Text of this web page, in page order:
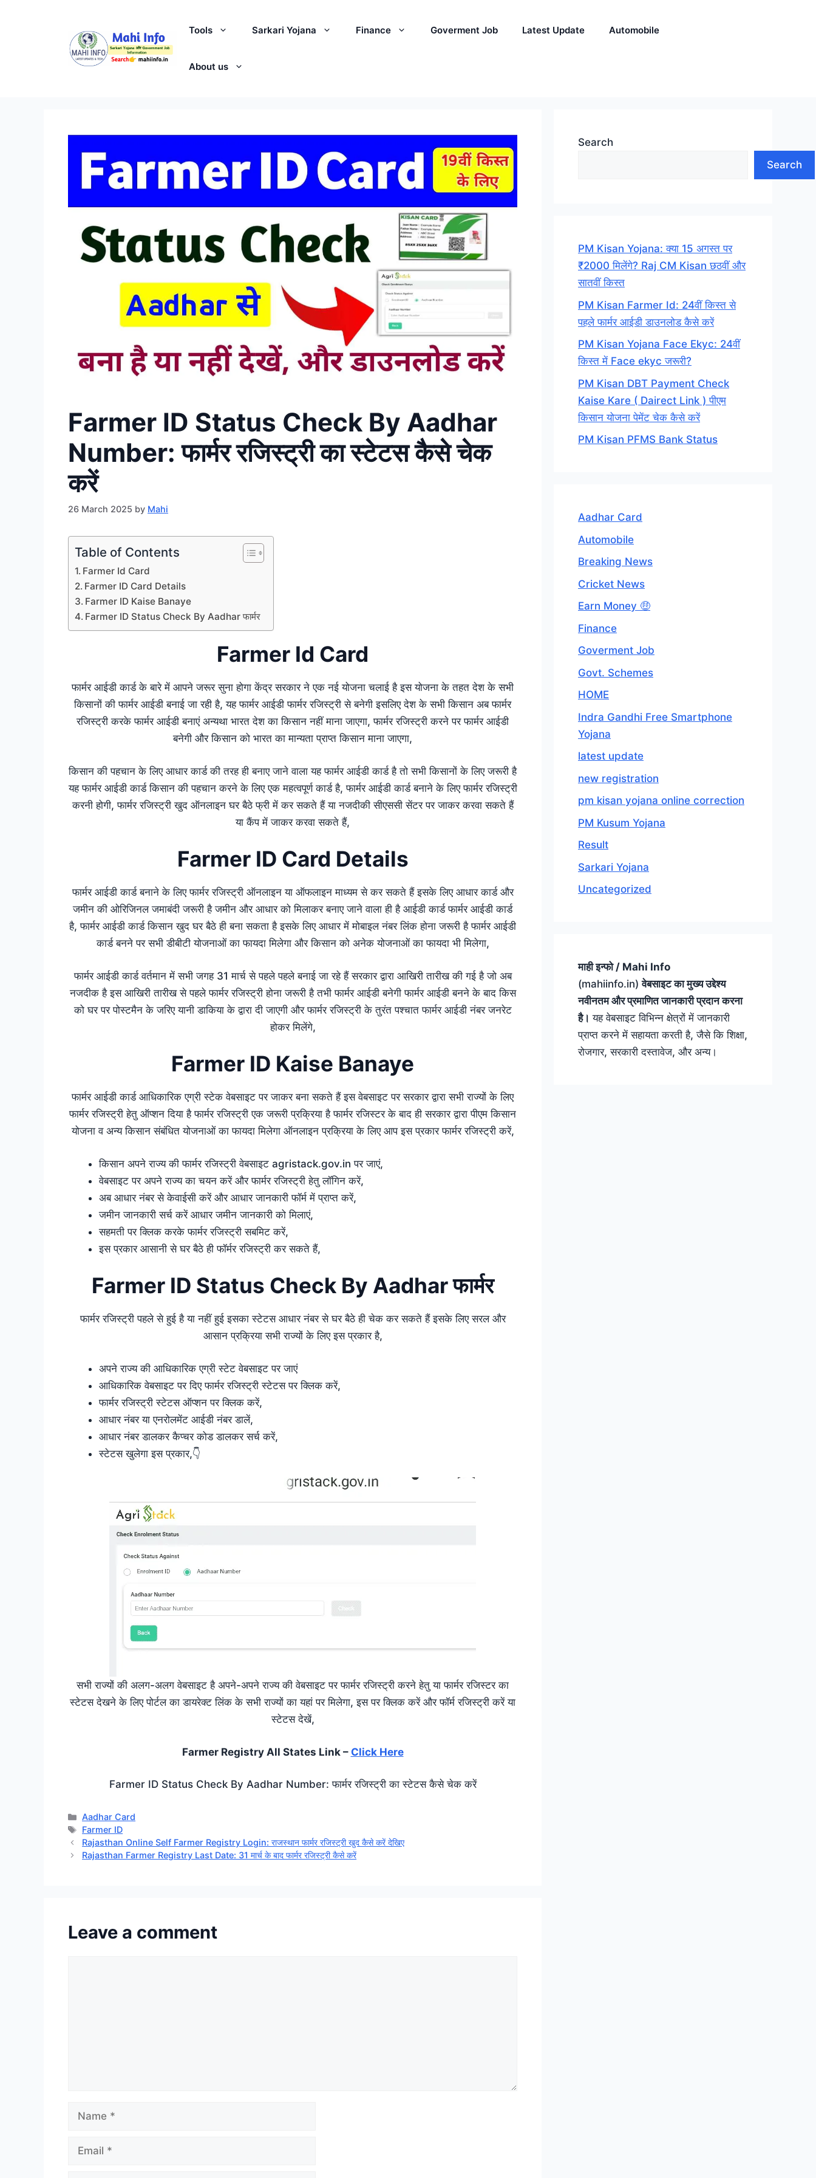
Tools Sarkari Yojana Finance Goverment Job Latest Update Automobile
About us
Farmer ID Status Check By Aadhar
Number: फार्मर रजिस्ट्री का स्टेटस कैसे चेक
करें
26 March 2025 by Mahi
Table of Contents
Farmer Id Card
Farmer ID Card Details
Farmer ID Kaise Banaye
Farmer ID Status Check By Aadhar फार्मर
Farmer Id Card
फार्मर आईडी कार्ड के बारे में आपने जरूर सुना होगा केंद्र सरकार ने एक नई योजना चलाई है इस योजना के तहत देश के सभी
किसानों की फार्मर आईडी बनाई जा रही है, यह फार्मर आईडी फार्मर रजिस्ट्री से बनेगी इसलिए देश के सभी किसान अब फार्मर
रजिस्ट्री करके फार्मर आईडी बनाएं अन्यथा भारत देश का किसान नहीं माना जाएगा, फार्मर रजिस्ट्री करने पर फार्मर आईडी
बनेगी और किसान को भारत का मान्यता प्राप्त किसान माना जाएगा,
किसान की पहचान के लिए आधार कार्ड की तरह ही बनाए जाने वाला यह फार्मर आईडी कार्ड है तो सभी किसानों के लिए जरूरी है
यह फार्मर आईडी कार्ड किसान की पहचान करने के लिए एक महत्वपूर्ण कार्ड है, फार्मर आईडी कार्ड बनाने के लिए फार्मर रजिस्ट्री
करनी होगी, फार्मर रजिस्ट्री खुद ऑनलाइन घर बैठे फ्री में कर सकते हैं या नजदीकी सीएससी सेंटर पर जाकर करवा सकते हैं
या कैंप में जाकर करवा सकते हैं,
Farmer ID Card Details
फार्मर आईडी कार्ड बनाने के लिए फार्मर रजिस्ट्री ऑनलाइन या ऑफलाइन माध्यम से कर सकते हैं इसके लिए आधार कार्ड और
जमीन की ओरिजिनल जमाबंदी जरूरी है जमीन और आधार को मिलाकर बनाए जाने वाला ही है आईडी कार्ड फार्मर आईडी कार्ड
है, फार्मर आईडी कार्ड किसान खुद घर बैठे ही बना सकता है इसके लिए आधार में मोबाइल नंबर लिंक होना जरूरी है फार्मर आईडी
कार्ड बनने पर सभी डीबीटी योजनाओं का फायदा मिलेगा और किसान को अनेक योजनाओं का फायदा भी मिलेगा,
फार्मर आईडी कार्ड वर्तमान में सभी जगह 31 मार्च से पहले पहले बनाई जा रहे हैं सरकार द्वारा आखिरी तारीख की गई है जो अब
नजदीक है इस आखिरी तारीख से पहले फार्मर रजिस्ट्री होना जरूरी है तभी फार्मर आईडी बनेगी फार्मर आईडी बनने के बाद किस
को घर पर पोस्टमैन के जरिए यानी डाकिया के द्वारा दी जाएगी और फार्मर रजिस्ट्री के तुरंत पश्चात फार्मर आईडी नंबर जनरेट
होकर मिलेंगे,
Farmer ID Kaise Banaye
फार्मर आईडी कार्ड आधिकारिक एग्री स्टेक वेबसाइट पर जाकर बना सकते हैं इस वेबसाइट पर सरकार द्वारा सभी राज्यों के लिए
फार्मर रजिस्ट्री हेतु ऑप्शन दिया है फार्मर रजिस्ट्री एक जरूरी प्रक्रिया है फार्मर रजिस्टर के बाद ही सरकार द्वारा पीएम किसान
योजना व अन्य किसान संबंधित योजनाओं का फायदा मिलेगा ऑनलाइन प्रक्रिया के लिए आप इस प्रकार फार्मर रजिस्ट्री करें,
किसान अपने राज्य की फार्मर रजिस्ट्री वेबसाइट agristack.gov.in पर जाएं,
वेबसाइट पर अपने राज्य का चयन करें और फार्मर रजिस्ट्री हेतु लॉगिन करें,
अब आधार नंबर से केवाईसी करें और आधार जानकारी फॉर्म में प्राप्त करें,
जमीन जानकारी सर्च करें आधार जमीन जानकारी को मिलाएं,
सहमती पर क्लिक करके फार्मर रजिस्ट्री सबमिट करें,
इस प्रकार आसानी से घर बैठे ही फॉर्मर रजिस्ट्री कर सकते हैं,
Farmer ID Status Check By Aadhar फार्मर
फार्मर रजिस्ट्री पहले से हुई है या नहीं हुई इसका स्टेटस आधार नंबर से घर बैठे ही चेक कर सकते हैं इसके लिए सरल और
आसान प्रक्रिया सभी राज्यों के लिए इस प्रकार है,
अपने राज्य की आधिकारिक एग्री स्टेट वेबसाइट पर जाएं
आधिकारिक वेबसाइट पर दिए फार्मर रजिस्ट्री स्टेटस पर क्लिक करें,
फार्मर रजिस्ट्री स्टेटस ऑप्शन पर क्लिक करें,
आधार नंबर या एनरोलमेंट आईडी नंबर डालें,
आधार नंबर डालकर कैप्चर कोड डालकर सर्च करें,
स्टेटस खुलेगा इस प्रकार,👇
सभी राज्यों की अलग-अलग वेबसाइट है अपने-अपने राज्य की वेबसाइट पर फार्मर रजिस्ट्री करने हेतु या फार्मर रजिस्टर का
स्टेटस देखने के लिए पोर्टल का डायरेक्ट लिंक के सभी राज्यों का यहां पर मिलेगा, इस पर क्लिक करें और फॉर्म रजिस्ट्री करें या
स्टेटस देखें,
Farmer Registry All States Link – Click Here
Farmer ID Status Check By Aadhar Number: फार्मर रजिस्ट्री का स्टेटस कैसे चेक करें
Categories
Aadhar Card
Tags
Farmer ID
Rajasthan Online Self Farmer Registry Login: राजस्थान फार्मर रजिस्ट्री खुद कैसे करें देखिए
Rajasthan Farmer Registry Last Date: 31 मार्च के बाद फार्मर रजिस्ट्री कैसे करें
Leave a comment
Name
Email
Search
Search
PM Kisan Yojana: क्या 15 अगस्त पर
₹2000 मिलेंगे? Raj CM Kisan छठवीं और
सातवीं किस्त
PM Kisan Farmer Id: 24वीं किस्त से
पहले फार्मर आईडी डाउनलोड कैसे करें
PM Kisan Yojana Face Ekyc: 24वीं
किस्त में Face ekyc जरूरी?
PM Kisan DBT Payment Check
Kaise Kare ( Dairect Link ) पीएम
किसान योजना पेमेंट चेक कैसे करें
PM Kisan PFMS Bank Status
Aadhar Card
Automobile
Breaking News
Cricket News
Earn Money 🤑
Finance
Goverment Job
Govt. Schemes
HOME
Indra Gandhi Free Smartphone
Yojana
latest update
new registration
pm kisan yojana online correction
PM Kusum Yojana
Result
Sarkari Yojana
Uncategorized
माही इन्फो / Mahi Info
(mahiinfo.in)वेबसाइट का मुख्य उद्देश्य
नवीनतम और प्रमाणित जानकारी प्रदान करना
है। यह वेबसाइट विभिन्न क्षेत्रों में जानकारी
प्राप्त करने में सहायता करती है, जैसे कि शिक्षा,
रोजगार, सरकारी दस्तावेज, और अन्य।